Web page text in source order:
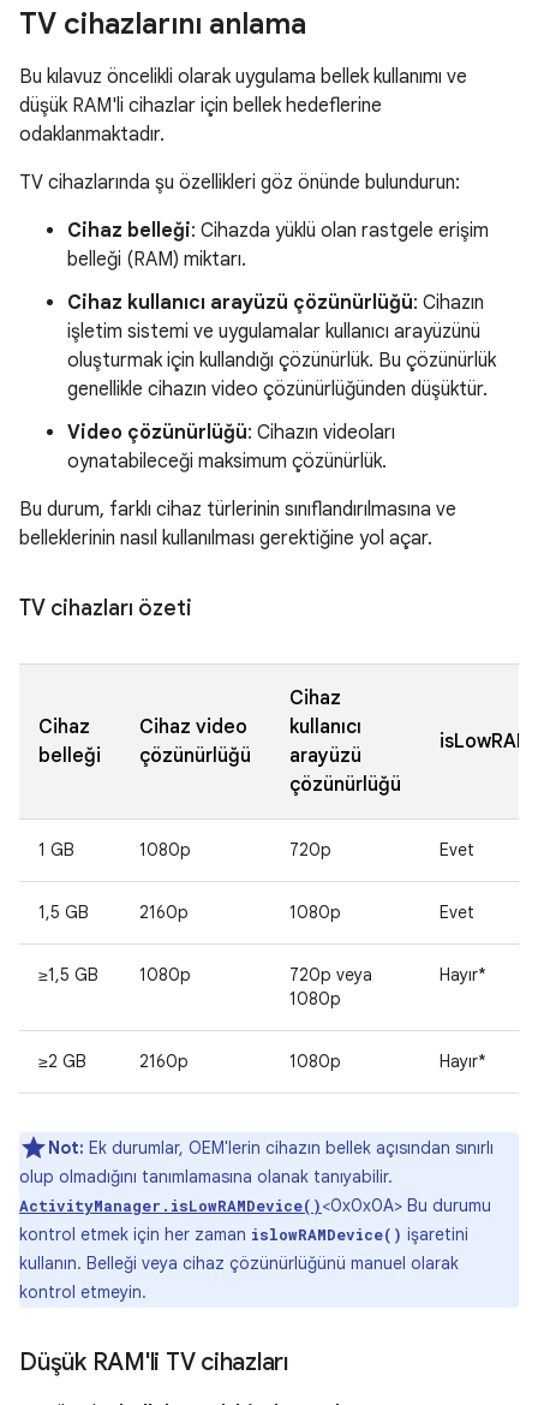
TV cihazlarını anlama
Bu kılavuz öncelikli olarak uygulama bellek kullanımı ve
düşük RAM'li cihazlar için bellek hedeflerine
odaklanmaktadır.
TV cihazlarında şu özellikleri göz önünde bulundurun:
Cihaz belleği: Cihazda yüklü olan rastgele erişim
belleği (RAM) miktarı.
Cihaz kullanıcı arayüzü çözünürlüğü: Cihazın
işletim sistemi ve uygulamalar kullanıcı arayüzünü
oluşturmak için kullandığı çözünürlük. Bu çözünürlük
genellikle cihazın video çözünürlüğünden düşüktür.
Video çözünürlüğü: Cihazın videoları
oynatabileceği maksimum çözünürlük.
Bu durum, farklı cihaz türlerinin sınıflandırılmasına ve
belleklerinin nasıl kullanılması gerektiğine yol açar.
TV cihazları özeti
Cihaz
belleği
Cihaz video
çözünürlüğü
Cihaz
kullanıcı
arayüzü
çözünürlüğü
1 GB 1080p 720p Evet
1,5 GB 2160p 1080p Evet
≥1,5 GB 1080p
720p veya
1080p
Hayır*
≥2 GB 2160p 1080p Hayır*
Not: Ek durumlar, OEM'lerin cihazın bellek açısından sınırlı
olup olmadığını tanımlamasına olanak tanıyabilir.
ActivityManager.isLowRAMDevice()<0x0x0A> Bu durumu
kontrol etmek için her zaman islowRAMDevice() işaretini
kullanın. Belleği veya cihaz çözünürlüğünü manuel olarak
kontrol etmeyin.
Düşük RAM'li TV cihazları